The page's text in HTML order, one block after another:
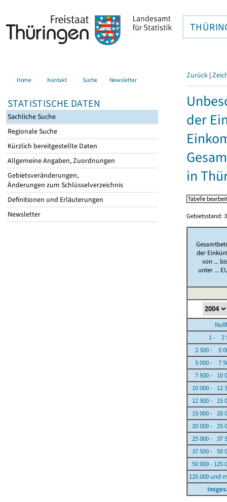
Home Kontakt Suche Newsletter
STATISTISCHE DATEN
Sachliche Suche
Regionale Suche
Kürzlich bereitgestellte Daten
Allgemeine Angaben, Zuordnungen
Gebietsveränderungen,
Änderungen zum Schlüsselverzeichnis
Definitionen und Erläuterungen
Newsletter
Zurück |
der
in
Gebietsstand:
der
von ...
unter ...
1 - 2
2 500 - 5
5 000 - 7
7 500 - 10
10 000 - 12
12 500 - 15
15 000 - 20
20 000 - 25
25 000 - 37
37 500 - 50
50 000 - 125
125 000 und